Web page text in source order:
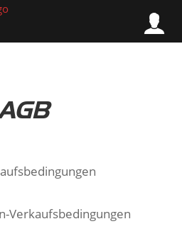
Verkaufsbedingungen